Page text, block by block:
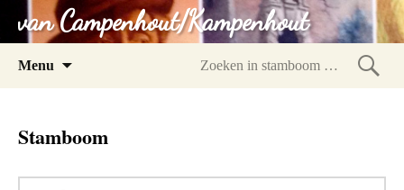
van Campenhout/Kampenhout
Menu
Stamboom